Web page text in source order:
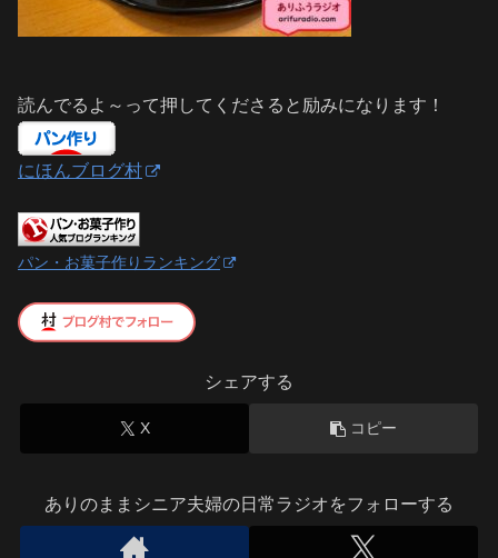
読んでるよ～って押してくださると励みになります！
にほんブログ村
パン・お菓子作りランキング
シェアする
X コピー
ありのままシニア夫婦の日常ラジオをフォローする